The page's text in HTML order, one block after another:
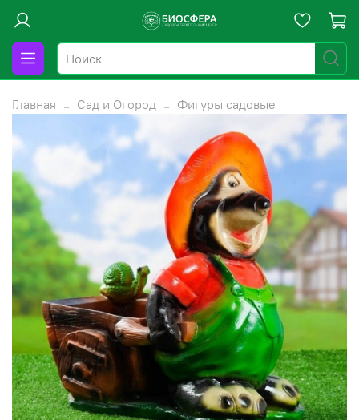
Главная Сад и Огород Фигуры садовые